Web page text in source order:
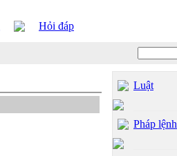
Hỏi đáp
Luật
Pháp lệnh